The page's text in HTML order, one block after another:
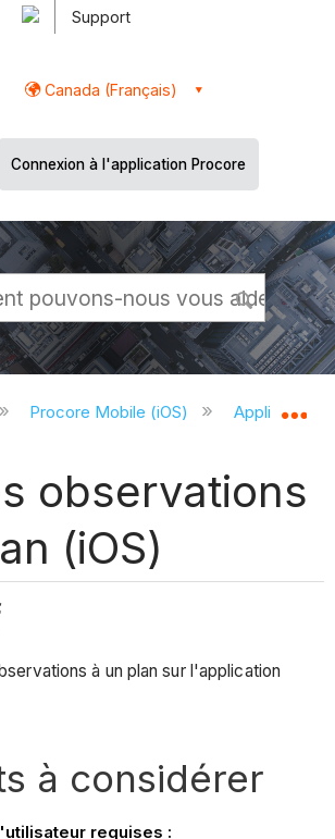
Support
Canada (Français)
Connexion à l'application Procore
réduire la hiérarchie
Procore Mobile (iOS) Application
observations
(iOS)
à un plan sur l'application
à considérer
requises :